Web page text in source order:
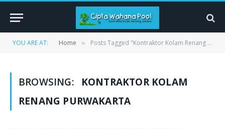
YOU ARE AT: Home » Posts Tagged "Kontraktor Kolam Renang Purwakarta"
BROWSING:
KONTRAKTOR KOLAM
RENANG PURWAKARTA